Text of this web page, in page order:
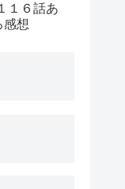
１６話あ
感想